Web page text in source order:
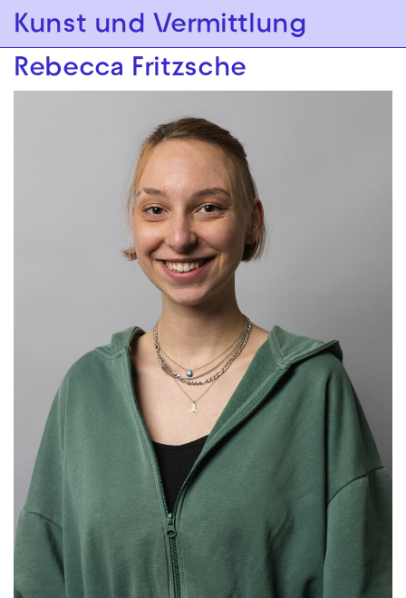
Zur Hauptnavigation springen
Zum Hauptinhalt springen Zum Footer springen
Kunst und Vermittlung
Rebecca Fritzsche